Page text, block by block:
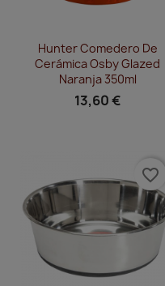
Vista rápida
Hunter Comedero De
Cerámica Osby Glazed
Naranja 350ml
13,60 €
favorite_border